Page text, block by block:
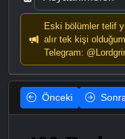
Eski bölümler telif
alır tek kişi
Telegram:
Önceki